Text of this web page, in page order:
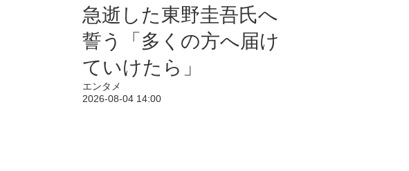
急逝した東野圭吾氏へ
誓う「多くの方へ届け
ていけたら」
エンタメ
2026-08-04 14:00